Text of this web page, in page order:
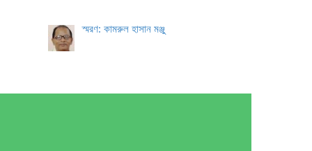
স্মরণ: কামরুল হাসান মঞ্জু